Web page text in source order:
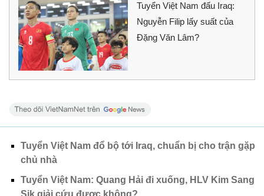
Tuyển Việt Nam đấu Iraq:
Nguyễn Filip lấy suất của
Đặng Văn Lâm?
Tuyển Việt Nam đổ bộ tới Iraq, chuẩn bị cho trận gặp
chủ nhà
Tuyển Việt Nam: Quang Hải đi xuống, HLV Kim Sang
Sik giải cứu được không?